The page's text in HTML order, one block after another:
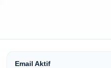
Email Aktif